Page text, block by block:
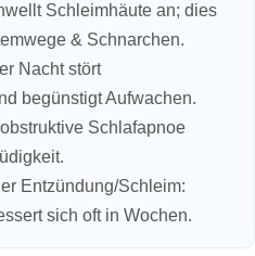
Schleimhäute an; dies
& Schnarchen.
Nacht stört
begünstigt Aufwachen.
Schlafapnoe
Entzündung/Schleim:
sich oft in Wochen.